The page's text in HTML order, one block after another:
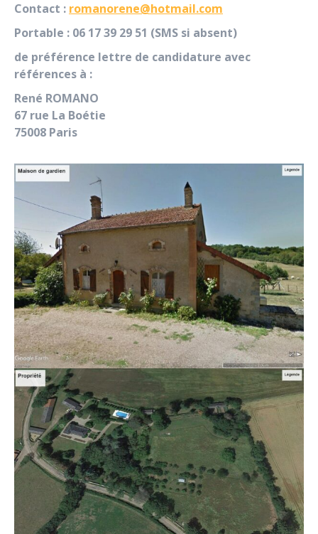
Contact : romanorene@hotmail.com
Portable : 06 17 39 29 51 (SMS si absent)
de préférence lettre de candidature avec
références à :
René ROMANO
67 rue La Boétie
75008 Paris